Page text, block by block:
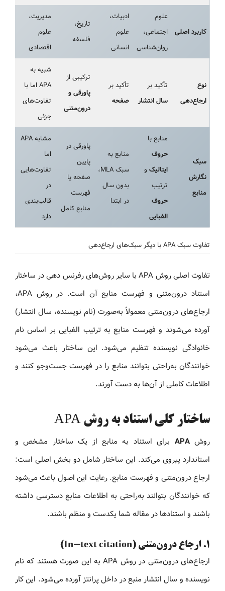
کاربرد اصلی
علوم
اجتماعی،
روان‌شناسی
ادبیات،
علوم
انسانی
تاریخ،
فلسفه
مدیریت،
علوم
اقتصادی
نوع
ارجاع‌دهی
تأکید بر
سال انتشار
تأکید بر
صفحه
ترکیبی از
پاورقی و
درون‌متنی
شبیه به
APA اما با
تفاوت‌های
جزئی
سبک
نگارش
منابع
منابع با
حروف
ایتالیک و
ترتیب
حروف
الفبایی
منابع به
سبک MLA،
بدون سال
در ابتدا
پاورقی در
پایین
صفحه یا
فهرست
منابع کامل
مشابه APA
اما
تفاوت‌هایی
در
قالب‌بندی
دارد
تفاوت سبک APA با دیگر سبک‌های ارجاع‌دهی
تفاوت اصلی روش APA با سایر روش‌های رفرنس دهی در ساختار
استناد درون‌متنی و فهرست منابع آن است. در روش APA،
ارجاع‌های درون‌متنی معمولاً به‌صورت (نام نویسنده، سال انتشار)
آورده می‌شوند و فهرست منابع به ترتیب الفبایی بر اساس نام
خانوادگی نویسنده تنظیم می‌شود. این ساختار باعث می‌شود
خوانندگان به‌راحتی بتوانند منابع را در فهرست جست‌وجو کنند و
اطلاعات کاملی از آن‌ها به دست آورند.
ساختار کلی استناد به روش APA
روشAPA برای استناد به منابع از یک ساختار مشخص و
استاندارد پیروی می‌کند. این ساختار شامل دو بخش اصلی است:
ارجاع درون‌متنی و فهرست منابع. رعایت این اصول باعث می‌شود
که خوانندگان بتوانند به‌راحتی به اطلاعات منابع دسترسی داشته
باشند و استنادها در مقاله شما یکدست و منظم باشند.
۱. ارجاع درون‌متنی (In-text citation)
ارجاع‌های درون‌متنی در روش APA به این صورت هستند که نام
نویسنده و سال انتشار منبع در داخل پرانتز آورده می‌شود. این کار